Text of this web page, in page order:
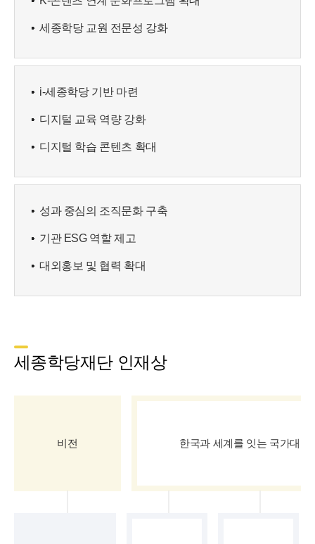
세종학당 교원 전문성 강화
i-세종학당 기반 마련
디지털 교육 역량 강화
디지털 학습 콘텐츠 확대
성과 중심의 조직문화 구축
기관 ESG 역할 제고
대외홍보 및 협력 확대
세종학당재단 인재상
비전 한국과 세계를 잇는 국가대